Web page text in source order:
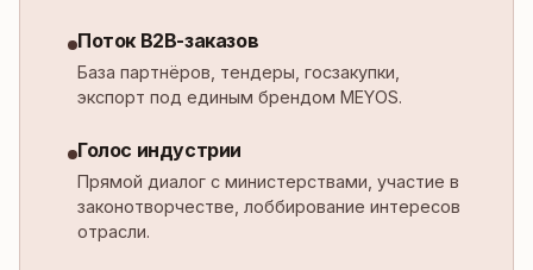
Поток B2B-заказов
База партнёров, тендеры, госзакупки,
экспорт под единым брендом MEYOS.
Голос индустрии
Прямой диалог с министерствами, участие в
законотворчестве, лоббирование интересов
отрасли.